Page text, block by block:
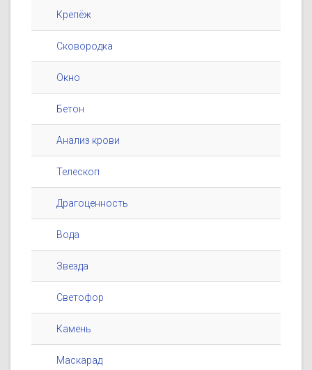
Крепёж
Сковородка
Окно
Бетон
Анализ крови
Телескоп
Драгоценность
Вода
Звезда
Светофор
Камень
Маскарад